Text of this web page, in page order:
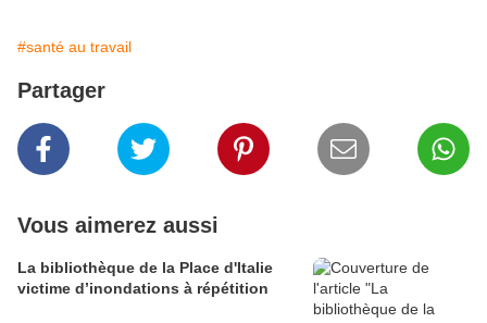
#santé au travail
Partager
Vous aimerez aussi
La bibliothèque de la Place d'Italie
victime d’inondations à répétition